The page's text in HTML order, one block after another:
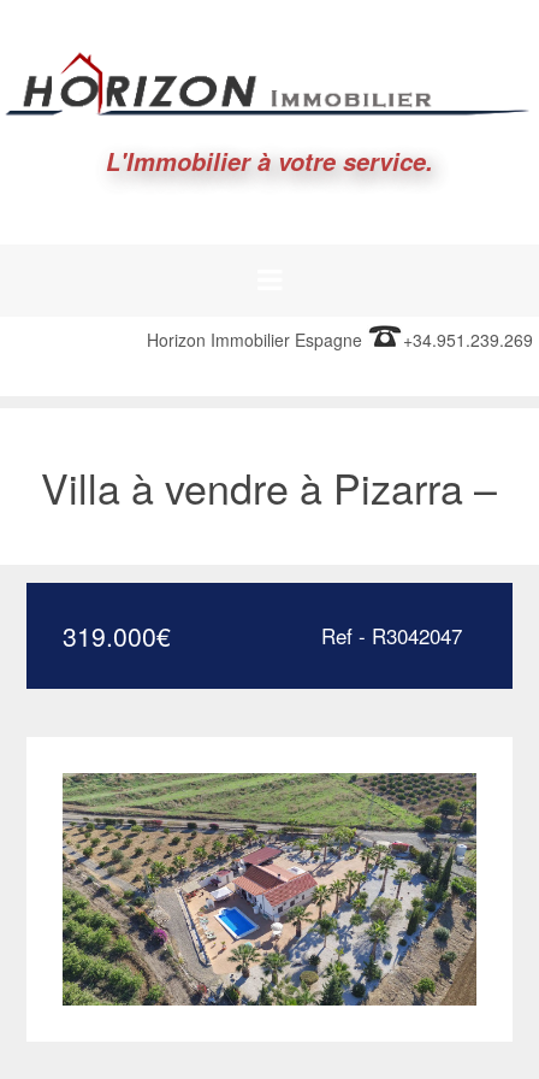
L'Immobilier à votre service.
Horizon Immobilier Espagne +34.951.239.269
Villa à vendre à Pizarra –
319.000€ Ref - R3042047